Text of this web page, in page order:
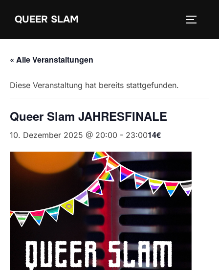
InhaltQUEER SLAM
« Alle Veranstaltungen
Diese Veranstaltung hat bereits stattgefunden.
Queer Slam JAHRESFINALE
10. Dezember 2025 @ 20:00 - 23:0014€